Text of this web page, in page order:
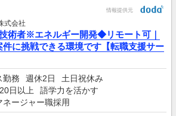
情報提供元
式会社
術者※エネルギー開発◆リモート可｜
に挑戦できる環境です【転職支援サー
勤務 週休2日
土日祝休み
日以上
語学力を活かす
ネージャー職採用